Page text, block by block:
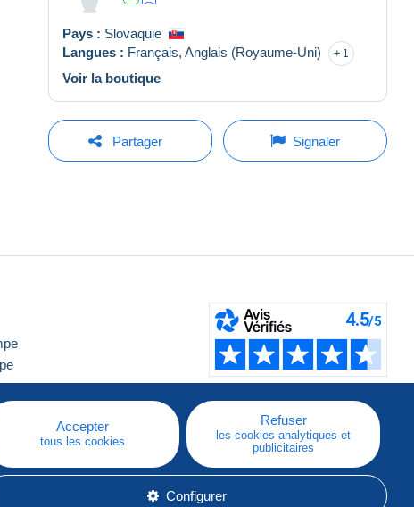
Pays : Slovaquie
Langues : Français, Anglais (Royaume-Uni) 1
Voir la boutique
Partager Signaler
Accepter
tous les cookies
Refuser
les cookies analytiques et
publicitaires
Configurer